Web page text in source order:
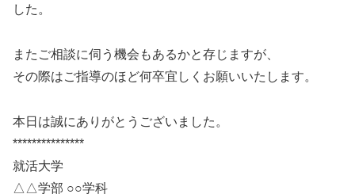
した。
またご相談に伺う機会もあるかと存じますが、
その際はご指導のほど何卒宜しくお願いいたします。
本日は誠にありがとうございました。
***************
就活大学
△△学部 ○○学科